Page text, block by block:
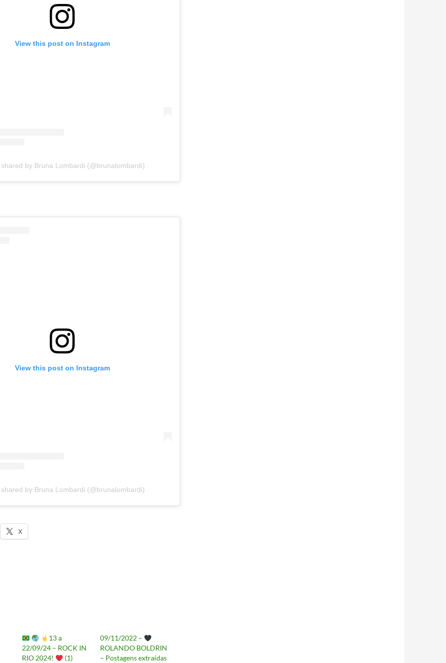
View this post on Instagram
shared by Bruna Lombardi (@brunalombardi)
View this post on Instagram
shared by Bruna Lombardi (@brunalombardi)
X
13 a
22/09/24 – ROCK IN
RIO 2024!
(1)
09/11/2022 –
ROLANDO BOLDRIN
– Postagens extraídas